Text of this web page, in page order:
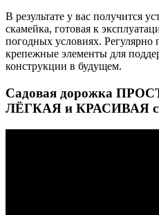
В результате у вас получится
скамейка, готовая к
погодных условиях. Регулярно
крепежные элементы для
конструкции в будущем.
Садовая дорожка
ЛЁГКАЯ и КРАСИВАЯ